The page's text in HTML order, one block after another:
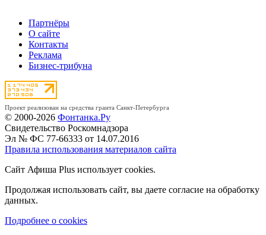
Партнёры
О сайте
Контакты
Реклама
Бизнес-трибуна
Проект реализован на средства гранта Санкт-Петербурга
© 2000-2026 Фонтанка.Ру
Свидетельство Роскомнадзора
Эл № ФС 77-66333 от 14.07.2016
Правила использования материалов сайта
Сайт Афиша Plus использует cookies.
Продолжая использовать сайт, вы даете согласие на обработку
данных.
Подробнее о cookies